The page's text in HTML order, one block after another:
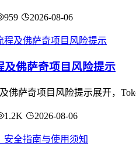
959 2026-08-06
及佛萨奇项目风险提示
佛萨奇项目风险提示展开，
1.2K 2026-08-06